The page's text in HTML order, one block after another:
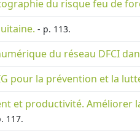
du risque feu de
- p. 113.
du réseau DFCI
pour la prévention et la
et productivité. Améliorer
117.